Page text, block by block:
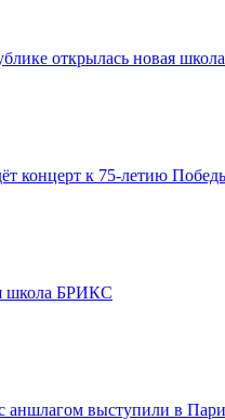
открылась новая
концерт к 75-летию
школа БРИКС
аншлагом выступили в